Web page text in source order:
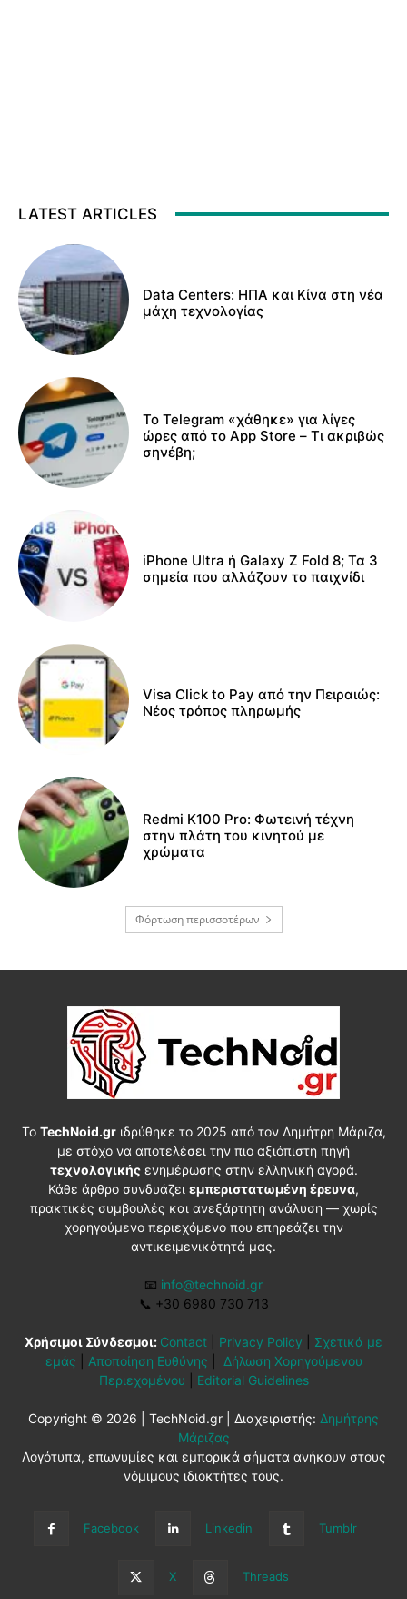
LATEST ARTICLES
Data Centers: ΗΠΑ και Κίνα στη νέα
μάχη τεχνολογίας
Το Telegram «χάθηκε» για λίγες
ώρες από το App Store – Τι ακριβώς
σηνέβη;
iPhone Ultra ή Galaxy Z Fold 8; Τα 3
σημεία που αλλάζουν το παιχνίδι
Visa Click to Pay από την Πειραιώς:
Νέος τρόπος πληρωμής
Redmi K100 Pro: Φωτεινή τέχνη
στην πλάτη του κινητού με
χρώματα
Φόρτωση περισσοτέρων
Το TechNoid.grιδρύθηκε το 2025 από τον Δημήτρη Μάριζα,
με στόχο να αποτελέσει την πιο αξιόπιστη πηγή
τεχνολογικήςενημέρωσης στην ελληνική αγορά.
Κάθε άρθρο συνδυάζει εμπεριστατωμένη έρευνα,
πρακτικές συμβουλές και ανεξάρτητη ανάλυση — χωρίς
χορηγούμενο περιεχόμενο που επηρεάζει την
αντικειμενικότητά μας.
📧 info@technoid.gr
📞 +30 6980 730 713
Χρήσιμοι Σύνδεσμοι: Contact Privacy Policy
Σχετικά με
εμάς
Αποποίηση Ευθύνης
Δήλωση Χορηγούμενου
Περιεχομένου
Editorial Guidelines
Copyright © 2026 | TechNoid.gr | Διαχειριστής: Δημήτρης
Μάριζας
Λογότυπα, επωνυμίες και εμπορικά σήματα ανήκουν στους
νόμιμους ιδιοκτήτες τους.
Facebook Linkedin Tumblr
X Threads